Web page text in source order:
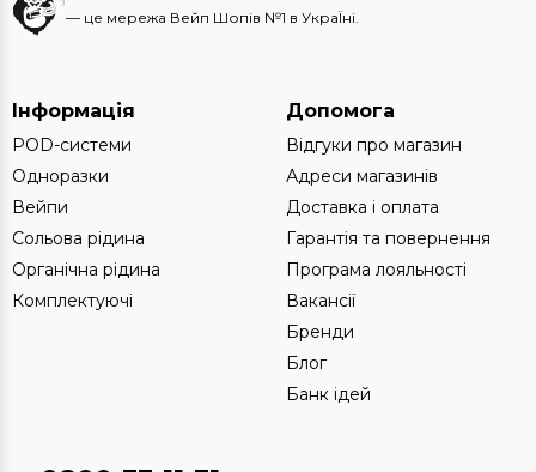
— це мережа Вейп Шопів №1 в УкраЇні.
Інформація
POD-системи
Одноразки
Вейпи
Сольова рідина
Органічна рідина
Комплектуючі
Допомога
Відгуки про магазин
Адреси магазинів
Доставка і оплата
Гарантія та повернення
Програма лояльності
Вакансії
Бренди
Блог
Банк ідей